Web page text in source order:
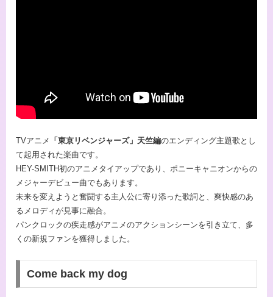
TVアニメ 「東京リベンジャーズ」天竺編のエンディング主題歌とし
て起用された楽曲です。
HEY-SMITH初のアニメタイアップであり、ポニーキャニオンからの
メジャーデビュー曲でもあります。
未来を変えようと奮闘する主人公に寄り添った歌詞と、爽快感のあ
るメロディが見事に融合。
パンクロックの疾走感がアニメのアクションシーンを引き立て、多
くの新規ファンを獲得しました。
Come back my dog